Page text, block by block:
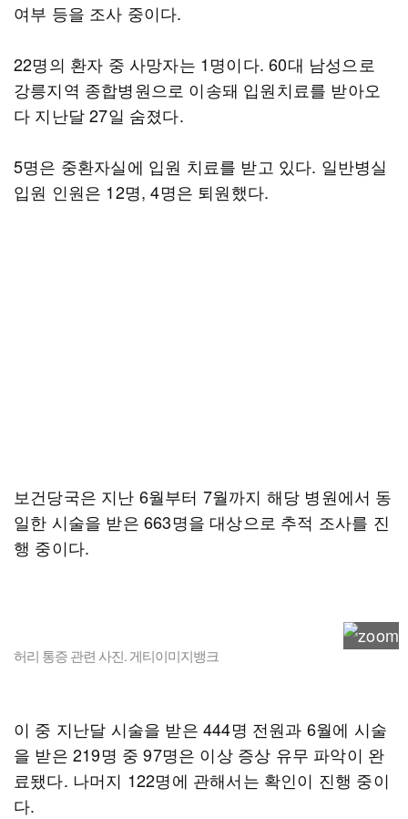
여부 등을 조사 중이다.
22명의 환자 중 사망자는 1명이다. 60대 남성으로
강릉지역 종합병원으로 이송돼 입원치료를 받아오
다 지난달 27일 숨졌다.
5명은 중환자실에 입원 치료를 받고 있다. 일반병실
입원 인원은 12명, 4명은 퇴원했다.
보건당국은 지난 6월부터 7월까지 해당 병원에서 동
일한 시술을 받은 663명을 대상으로 추적 조사를 진
행 중이다.
허리 통증 관련 사진. 게티이미지뱅크
이 중 지난달 시술을 받은 444명 전원과 6월에 시술
을 받은 219명 중 97명은 이상 증상 유무 파악이 완
료됐다. 나머지 122명에 관해서는 확인이 진행 중이
다.